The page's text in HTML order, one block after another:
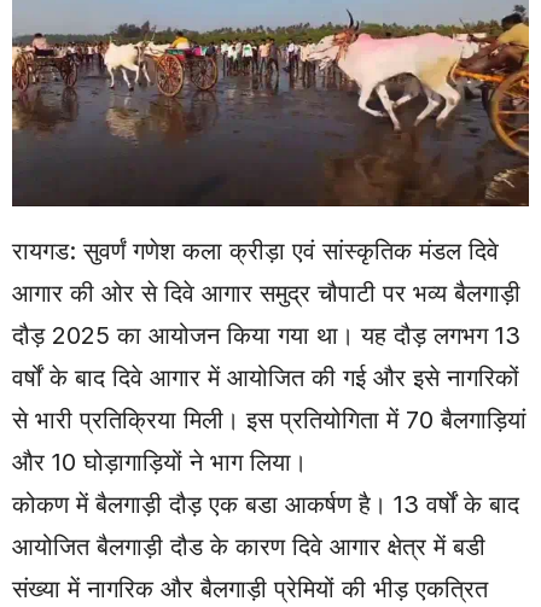
रायगड: सुवर्णं गणेश कला क्रीड़ा एवं सांस्कृतिक मंडल दिवे
आगार की ओर से दिवे आगार समुद्र चौपाटी पर भव्य बैलगाड़ी
दौड़ 2025 का आयोजन किया गया था। यह दौड़ लगभग 13
वर्षों के बाद दिवे आगार में आयोजित की गई और इसे नागरिकों
से भारी प्रतिक्रिया मिली। इस प्रतियोगिता में 70 बैलगाड़ियां
और 10 घोड़ागाड़ियों ने भाग लिया।
कोकण में बैलगाड़ी दौड़ एक बडा आकर्षण है। 13 वर्षों के बाद
आयोजित बैलगाड़ी दौड के कारण दिवे आगार क्षेत्र में बडी
संख्या में नागरिक और बैलगाड़ी प्रेमियों की भीड़ एकत्रित